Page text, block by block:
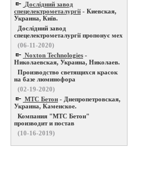
Дослідний завод
спецелектрометалургії - Киевская,
Украина, Київ.
Дослідний завод
спецелектрометалургії пропонує мех
(06-11-2020)
Noxton Technologies -
Николаевская, Украина, Николаев.
Производство светящихся красок
на базе люминофора
(02-19-2020)
МТС Бетон - Днепропетровская,
Украина, Каменское.
Компания "МТС Бетон"
производит и постав
(10-16-2019)